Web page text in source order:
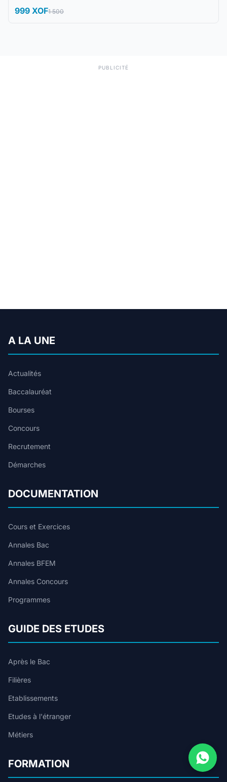
999 XOF1 500
PUBLICITÉ
A LA UNE
Actualités
Baccalauréat
Bourses
Concours
Recrutement
Démarches
DOCUMENTATION
Cours et Exercices
Annales Bac
Annales BFEM
Annales Concours
Programmes
GUIDE DES ETUDES
Après le Bac
Filières
Etablissements
Etudes à l'étranger
Métiers
FORMATION